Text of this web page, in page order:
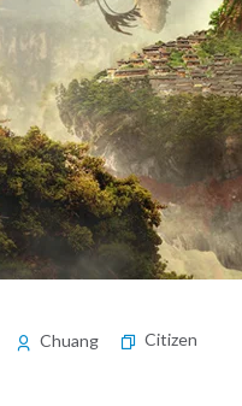
Chuang Citizen